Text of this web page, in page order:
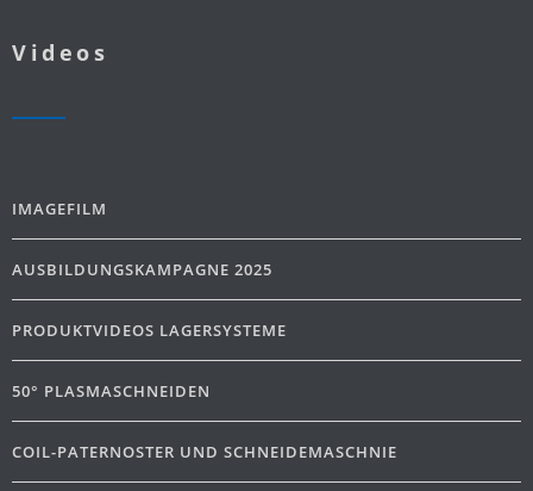
Videos
IMAGEFILM
AUSBILDUNGSKAMPAGNE 2025
PRODUKTVIDEOS LAGERSYSTEME
50° PLASMASCHNEIDEN
COIL-PATERNOSTER UND SCHNEIDEMASCHNIE